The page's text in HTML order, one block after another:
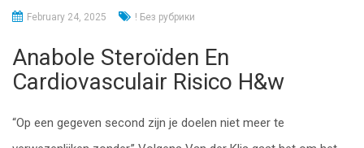
February 24, 2025 ! Без рубрики
Anabole Steroïden En
Cardiovasculair Risico H&w
“Op een gegeven second zijn je doelen niet meer te